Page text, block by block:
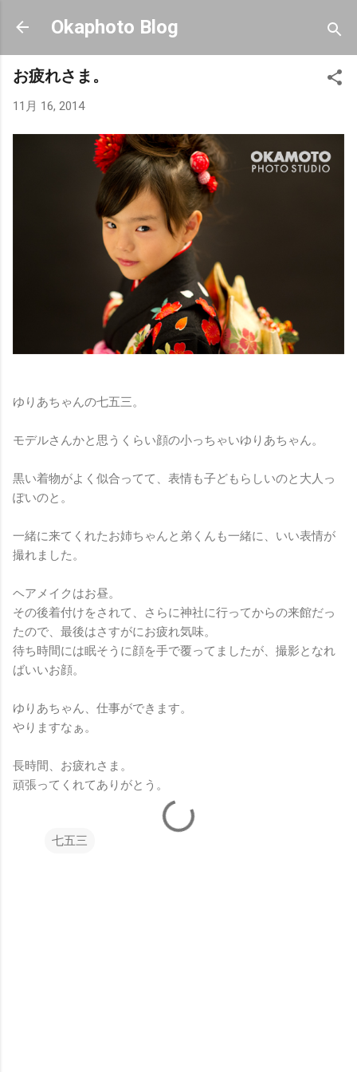
スキップしてメイン コンテンツに移動
Okaphoto Blog
お疲れさま。
11月 16, 2014
ゆりあちゃんの七五三。
モデルさんかと思うくらい顔の小っちゃいゆりあちゃん。
黒い着物がよく似合ってて、表情も子どもらしいのと大人っ
ぽいのと。
一緒に来てくれたお姉ちゃんと弟くんも一緒に、いい表情が
撮れました。
ヘアメイクはお昼。
その後着付けをされて、さらに神社に行ってからの来館だっ
たので、最後はさすがにお疲れ気味。
待ち時間には眠そうに顔を手で覆ってましたが、撮影となれ
ばいいお顔。
ゆりあちゃん、仕事ができます。
やりますなぁ。
長時間、お疲れさま。
頑張ってくれてありがとう。
七五三